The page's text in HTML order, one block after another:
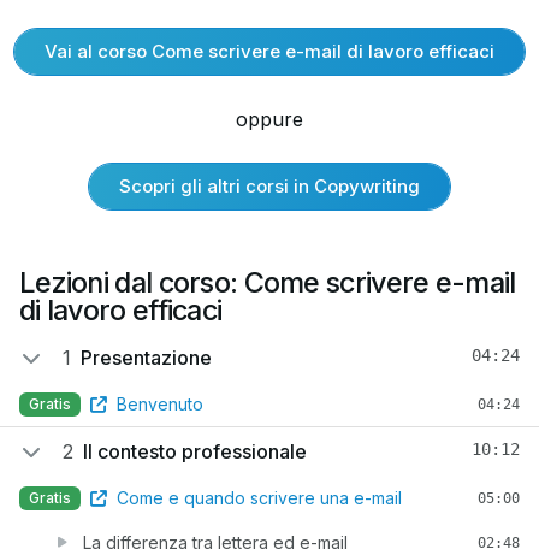
Vai al corso Come scrivere e-mail di lavoro efficaci
oppure
Scopri gli altri corsi in Copywriting
Lezioni dal corso: Come scrivere e-mail
di lavoro efficaci
1 Presentazione 04:24
Gratis Benvenuto 04:24
2 Il contesto professionale 10:12
Gratis Come e quando scrivere una e-mail 05:00
La differenza tra lettera ed e-mail 02:48